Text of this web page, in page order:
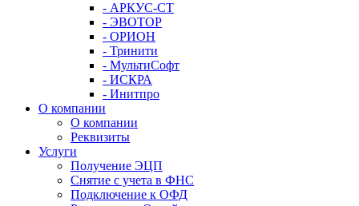
- АРКУС-СТ
- ЭВОТОР
- ОРИОН
- Тринити
- МультиСофт
- ИСКРА
- Инитпро
О компании
О компании
Реквизиты
Услуги
Получение ЭЦП
Снятие с учета в ФНС
Подключение к ОФД